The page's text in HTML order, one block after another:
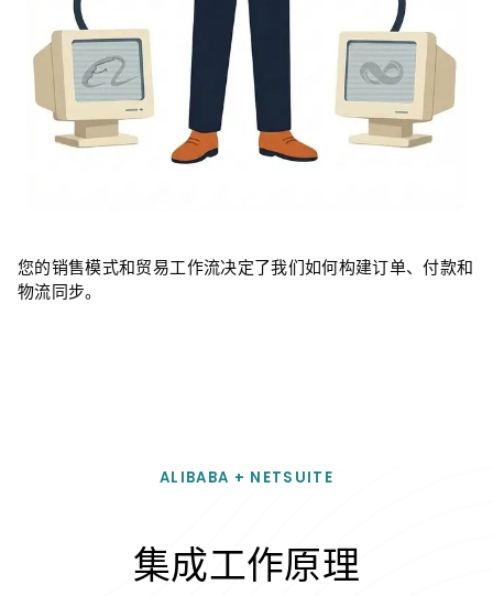
您的销售模式和贸易工作流决定了我们如何构建订单、付款和
物流同步。
ALIBABA + NETSUITE
集成工作原理